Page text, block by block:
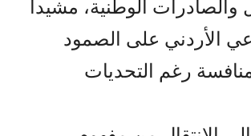
الوطنية، مشيداً
الأردني على الصمود
رغم التحديات